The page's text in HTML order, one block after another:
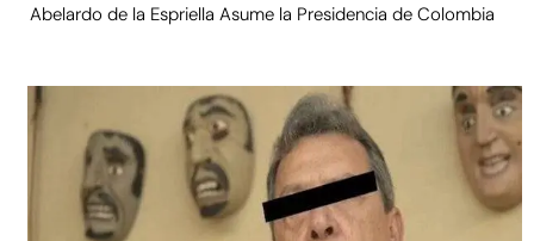
Abelardo de la Espriella Asume la Presidencia de Colombia